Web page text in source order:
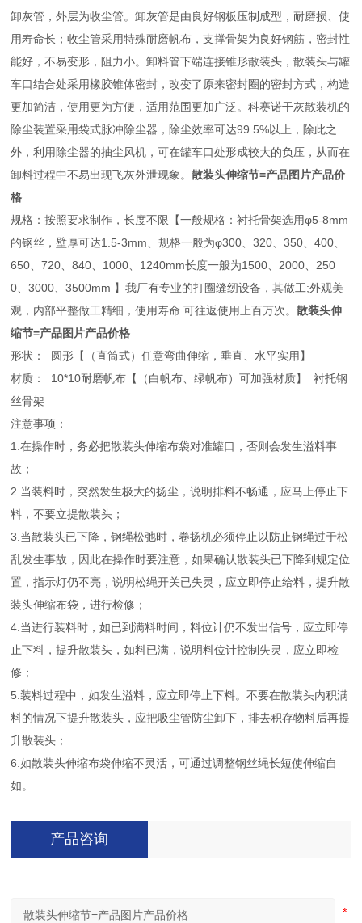
卸灰管，外层为收尘管。卸灰管是由良好钢板压制成型，耐磨损、使
用寿命长；收尘管采用特殊耐磨帆布，支撑骨架为良好钢筋，密封性
能好，不易变形，阻力小。卸料管下端连接锥形散装头，散装头与罐
车口结合处采用橡胶锥体密封，改变了原来密封圈的密封方式，构造
更加简洁，使用更为方便，适用范围更加广泛。科赛诺干灰散装机的
除尘装置采用袋式脉冲除尘器，除尘效率可达99.5%以上，除此之
外，利用除尘器的抽尘风机，可在罐车口处形成较大的负压，从而在
卸料过程中不易出现飞灰外泄现象。散装头伸缩节=产品图片产品价
格
规格：按照要求制作，长度不限【一般规格：衬托骨架选用φ5-8mm
的钢丝，壁厚可达1.5-3mm、规格一般为φ300、320、350、400、
650、720、840、1000、1240mm长度一般为1500、2000、250
0、3000、3500mm 】我厂有专业的打圈缝纫设备，其做工;外观美
观，内部平整做工精细，使用寿命 可往返使用上百万次。散装头伸
缩节=产品图片产品价格
形状： 圆形【（直筒式）任意弯曲伸缩，垂直、水平实用】
材质： 10*10耐磨帆布【（白帆布、绿帆布）可加强材质】 衬托钢
丝骨架
注意事项：
1.在操作时，务必把散装头伸缩布袋对准罐口，否则会发生溢料事
故；
2.当装料时，突然发生极大的扬尘，说明排料不畅通，应马上停止下
料，不要立提散装头；
3.当散装头已下降，钢绳松弛时，卷扬机必须停止以防止钢绳过于松
乱发生事故，因此在操作时要注意，如果确认散装头已下降到规定位
置，指示灯仍不亮，说明松绳开关已失灵，应立即停止给料，提升散
装头伸缩布袋，进行检修；
4.当进行装料时，如已到满料时间，料位计仍不发出信号，应立即停
止下料，提升散装头，如料已满，说明料位计控制失灵，应立即检
修；
5.装料过程中，如发生溢料，应立即停止下料。不要在散装头内积满
料的情况下提升散装头，应把吸尘管防尘卸下，排去积存物料后再提
升散装头；
6.如散装头伸缩布袋伸缩不灵活，可通过调整钢丝绳长短使伸缩自
如。
产品咨询